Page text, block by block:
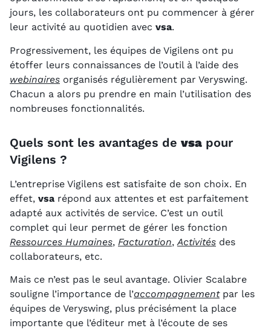
jours, les collaborateurs ont pu commencer à gérer
leur activité au quotidien avec vsa.
Progressivement, les équipes de Vigilens ont pu
étoffer leurs connaissances de l’outil à l’aide des
webinaires organisés régulièrement par Veryswing.
Chacun a alors pu prendre en main l’utilisation des
nombreuses fonctionnalités.
Quels sont les avantages de vsa pour
Vigilens ?
L’entreprise Vigilens est satisfaite de son choix. En
effet, vsa répond aux attentes et est parfaitement
adapté aux activités de service. C’est un outil
complet qui leur permet de gérer les fonction
Ressources Humaines, Facturation, Activités des
collaborateurs, etc.
Mais ce n’est pas le seul avantage. Olivier Scalabre
souligne l’importance de l’accompagnementpar les
équipes de Veryswing, plus précisément la place
importante que l’éditeur met à l’écoute de ses